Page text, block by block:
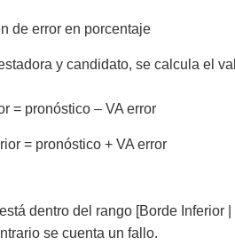
de error en porcentaje
y candidato, se calcula el
= pronóstico – VA error
= pronóstico + VA error
dentro del rango [Borde Inferior
se cuenta un fallo.